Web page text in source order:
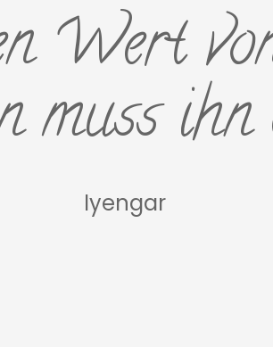
Wert
muss
Iyengar